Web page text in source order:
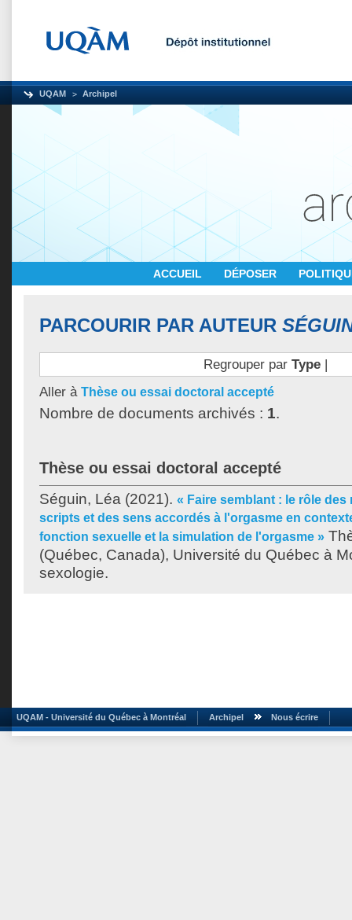
UQAM Archipel
ACCUEIL DÉPOSER
PARCOURIR PAR AUTEUR
Regrouper par Type|
Aller à Thèse ou essai doctoral accepté
Nombre de documents archivés : 1.
Thèse ou essai doctoral accepté
Séguin, Léa (2021). « Faire semblant : le rôle
scripts et des sens accordés à l'orgasme en
fonction sexuelle et la simulation de l'orgasme »
(Québec, Canada), Université du Québec à
sexologie.
UQAM - Université du Québec à Montréal Archipel Nous écrire